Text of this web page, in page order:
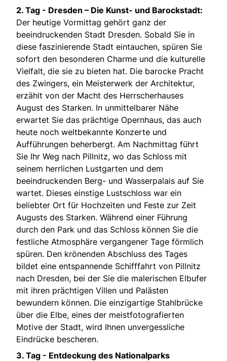
2. Tag - Dresden – Die Kunst- und Barockstadt:
Der heutige Vormittag gehört ganz der
beeindruckenden Stadt Dresden. Sobald Sie in
diese faszinierende Stadt eintauchen, spüren Sie
sofort den besonderen Charme und die kulturelle
Vielfalt, die sie zu bieten hat. Die barocke Pracht
des Zwingers, ein Meisterwerk der Architektur,
erzählt von der Macht des Herrscherhauses
August des Starken. In unmittelbarer Nähe
erwartet Sie das prächtige Opernhaus, das auch
heute noch weltbekannte Konzerte und
Aufführungen beherbergt. Am Nachmittag führt
Sie Ihr Weg nach Pillnitz, wo das Schloss mit
seinem herrlichen Lustgarten und dem
beeindruckenden Berg- und Wasserpalais auf Sie
wartet. Dieses einstige Lustschloss war ein
beliebter Ort für Hochzeiten und Feste zur Zeit
Augusts des Starken. Während einer Führung
durch den Park und das Schloss können Sie die
festliche Atmosphäre vergangener Tage förmlich
spüren. Den krönenden Abschluss des Tages
bildet eine entspannende Schifffahrt von Pillnitz
nach Dresden, bei der Sie die malerischen Elbufer
mit ihren prächtigen Villen und Palästen
bewundern können. Die einzigartige Stahlbrücke
über die Elbe, eines der meistfotografierten
Motive der Stadt, wird Ihnen unvergessliche
Eindrücke bescheren.
3. Tag - Entdeckung des Nationalparks